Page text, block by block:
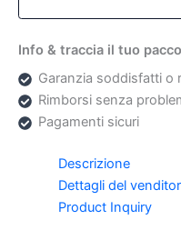
Info & traccia il tuo
Garanzia soddisfatti o
Rimborsi senza
Pagamenti sicuri
Descrizione
Dettagli del
Product Inquiry